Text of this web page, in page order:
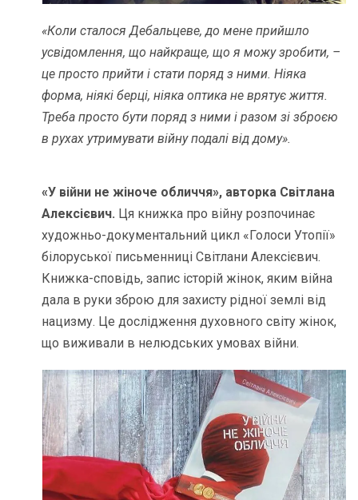
«Коли сталося Дебальцеве, до мене прийшло
усвідомлення, що найкраще, що я можу зробити, –
це просто прийти і стати поряд з ними. Ніяка
форма, ніякі берці, ніяка оптика не врятує життя.
Треба просто бути поряд з ними і разом зі зброєю
в рухах утримувати війну подалі від дому».
«У війни не жіноче обличчя», авторка Світлана
Алексієвич. Ця книжка про війну розпочинає
художньо-документальний цикл «Голоси Утопії»
білоруської письменниці Світлани Алексієвич.
Книжка-сповідь, запис історій жінок, яким війна
дала в руки зброю для захисту рідної землі від
нацизму. Це дослідження духовного світу жінок,
що виживали в нелюдських умовах війни.